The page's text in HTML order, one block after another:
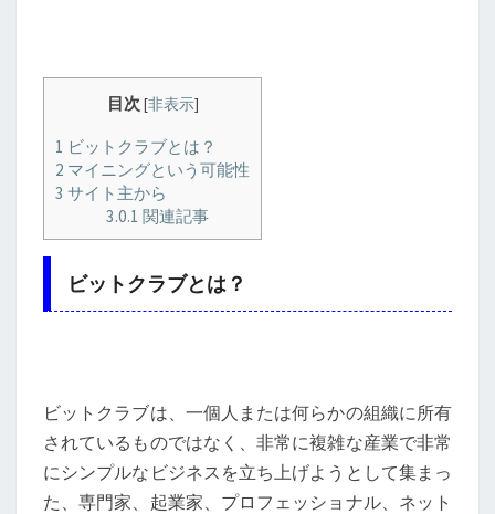
目次 [非表示]
1 ビットクラブとは？
2 マイニングという可能性
3 サイト主から
3.0.1 関連記事
ビットクラブとは？
ビットクラブは、一個人または何らかの組織に所有
されているものではなく、非常に複雑な産業で非常
にシンプルなビジネスを立ち上げようとして集まっ
た、専門家、起業家、プロフェッショナル、ネット